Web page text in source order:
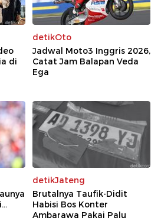
di
detikOto
Jadwal Moto3 Inggris 2026,
Catat Jam Balapan Veda
Ega
detikJateng
Brutalnya Taufik-Didit
Habisi Bos Konter
Ambarawa Pakai Palu